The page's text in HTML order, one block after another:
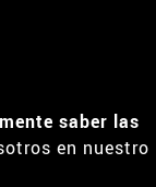
saber las
en nuestro